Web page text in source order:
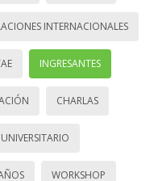
INTERNACIONALES
INGRESANTES
CHARLAS
WORKSHOP